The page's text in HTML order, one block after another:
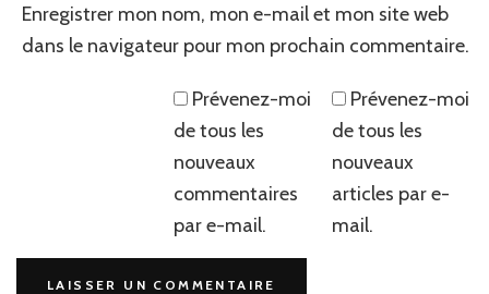
Enregistrer mon nom, mon e-mail et mon site web
dans le navigateur pour mon prochain commentaire.
Prévenez-moi
de tous les
nouveaux
commentaires
par e-mail.
Prévenez-moi
de tous les
nouveaux
articles par e-
mail.